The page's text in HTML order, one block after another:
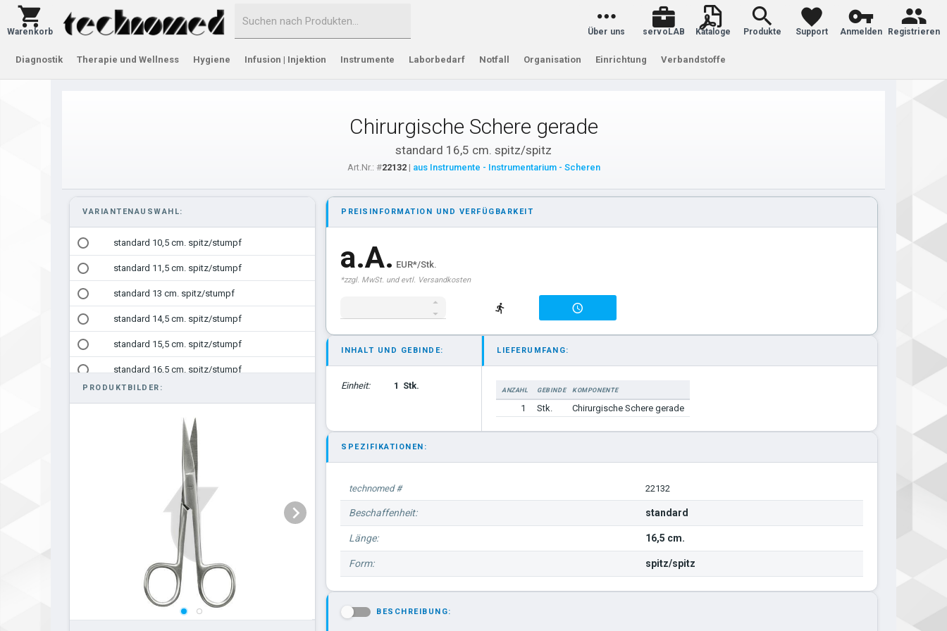
Warenkorb Über uns servoLAB Kataloge Produkte Support Anmelden Registrieren
Diagnostik Therapie und Wellness Hygiene Infusion | Injektion Instrumente Laborbedarf Notfall Organisation Einrichtung Verbandstoffe
Chirurgische Schere gerade
standard 16,5 cm. spitz/spitz
Art.Nr.: #22132| aus Instrumente - Instrumentarium - Scheren
VARIANTENAUSWAHL:
standard 10,5 cm. spitz/stumpf
standard 11,5 cm. spitz/stumpf
standard 13 cm. spitz/stumpf
standard 14,5 cm. spitz/stumpf
standard 15,5 cm. spitz/stumpf
standard 16,5 cm. spitz/stumpf
standard 20 cm. spitz/stumpf
standard 10,5 cm. stumpf/stumpf
standard 11,5 cm. stumpf/stumpf
standard 13 cm. stumpf/stumpf
standard 14,5 stumpf/stumpf
standard 15,5 cm. stumpf/stumpf
standard 16,5 cm. stumpf/stumpf
standard 18,5 cm. stumpf/stumpf
standard 20 cm. stumpf/stumpf
PRODUKTBILDER:
PREISINFORMATION UND VERFÜGBARKEIT
a.A. EUR*/Stk.
*zzgl. MwSt. und evtl. Versandkosten
INHALT UND GEBINDE:
Einheit: 1 Stk.
LIEFERUMFANG:
ANZAHL GEBINDE KOMPONENTE
1
Stk. Chirurgische Schere gerade
SPEZIFIKATIONEN:
technomed # 22132
Beschaffenheit: standard
Länge: 16,5 cm.
Form: spitz/spitz
BESCHREIBUNG: